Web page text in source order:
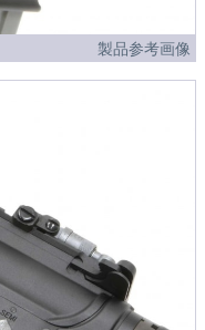
製品参考画像